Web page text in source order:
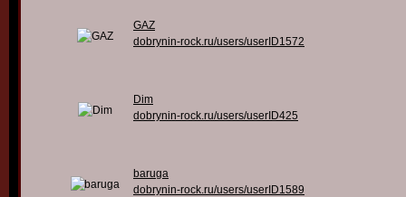
GAZ
dobrynin-rock.ru/users/userID1572
Dim
dobrynin-rock.ru/users/userID425
baruga
dobrynin-rock.ru/users/userID1589